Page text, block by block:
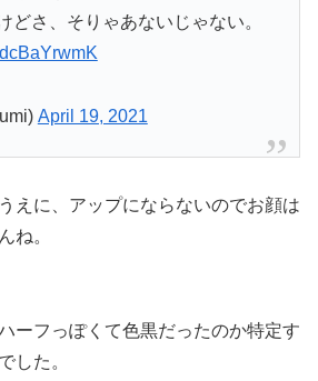
どさ、そりゃあないじゃない。
April 19, 2021
えに、アップにならないのでお顔は
ね。
ーフっぽくて色黒だったのか特定す
した。